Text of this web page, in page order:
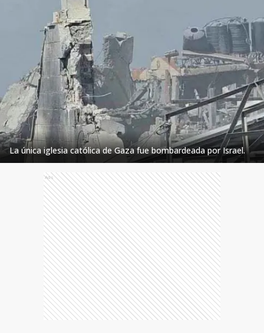
La única iglesia católica de Gaza fue bombardeada por Israel.
Ads